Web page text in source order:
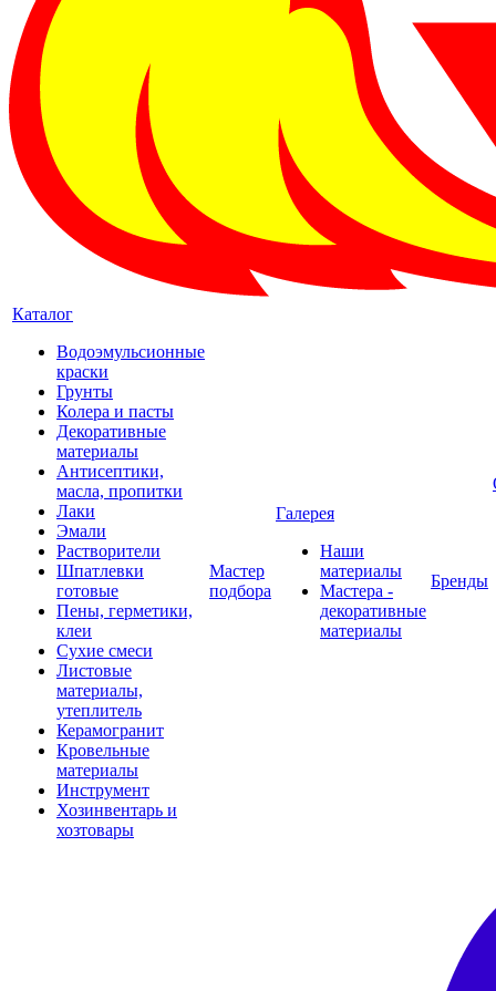
Каталог
Водоэмульсионные
краски
Грунты
Колера и пасты
Декоративные
материалы
Антисептики,
масла, пропитки
Лаки
Эмали
Растворители
Шпатлевки
готовые
Пены, герметики,
клеи
Сухие смеси
Листовые
материалы,
утеплитель
Керамогранит
Кровельные
материалы
Инструмент
Хозинвентарь и
хозтовары
Мастер
подбора
Галерея
Наши
материалы
Мастера -
декоративные
материалы
Бренды